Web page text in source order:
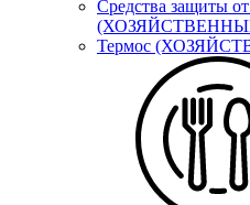
Средства защиты
Термос